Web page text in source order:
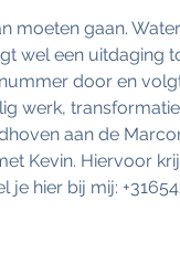
moeten gaan.
wel een uitdaging
door en
werk,
aan de
Kevin. Hiervoor
hier bij mij: